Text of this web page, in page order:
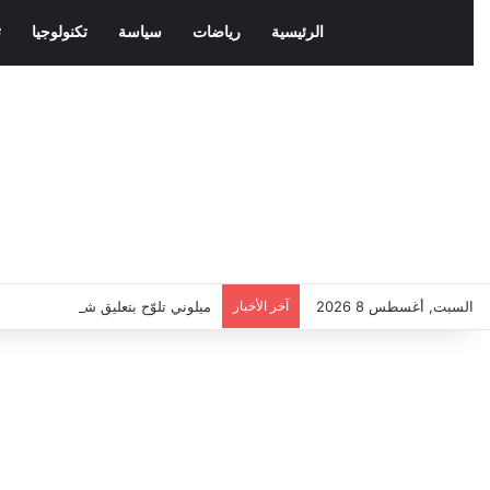
الرئيسية رياضات سياسة تكنولوجيا
السبت, أغسطس 8 2026 آخر الأخبار ميلوني تلوّح بتعليق شنغن مع